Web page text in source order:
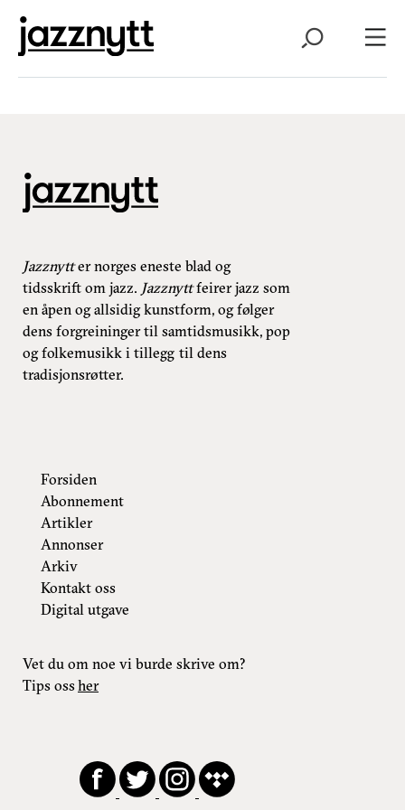
Jazznytter norges eneste blad og
tidsskrift om jazz. Jazznyttfeirer jazz som
en åpen og allsidig kunstform, og følger
dens forgreininger til samtidsmusikk, pop
og folkemusikk i tillegg til dens
tradisjonsrøtter.
Forsiden
Abonnement
Artikler
Annonser
Arkiv
Kontakt oss
Digital utgave
Vet du om noe vi burde skrive om?
Tips ossher